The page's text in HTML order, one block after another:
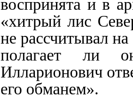
воспринята и в
«хитрый лис
не рассчитывал
полагает ли
Илларионович
его обманем».